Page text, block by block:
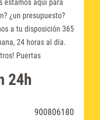
estamos aquí para
¿un presupuesto?
a tu disposición 365
24 horas al día.
Puertas
24h
900806180